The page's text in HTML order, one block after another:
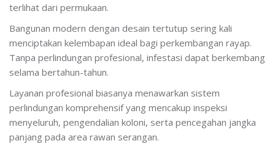
terlihat dari permukaan.
Bangunan modern dengan desain tertutup sering kali
menciptakan kelembapan ideal bagi perkembangan rayap.
Tanpa perlindungan profesional, infestasi dapat berkembang
selama bertahun-tahun.
Layanan profesional biasanya menawarkan sistem
perlindungan komprehensif yang mencakup inspeksi
menyeluruh, pengendalian koloni, serta pencegahan jangka
panjang pada area rawan serangan.